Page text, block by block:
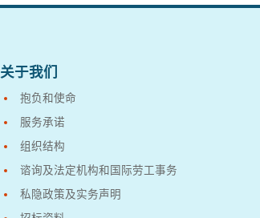
关于我们
抱负和使命
服务承诺
组织结构
谘询及法定机构和国际劳工事务
私隐政策及实务声明